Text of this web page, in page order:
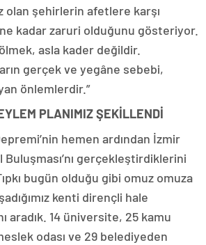
olan şehirlerin afetlere karşı
kadar zaruri olduğunu gösteriyor.
asla kader değildir.
gerçek ve yegâne sebebi,
önlemlerdir.”
PLANIMIZ ŞEKİLLENDİ
hemen ardından İzmir
Buluşması’nı gerçekleştirdiklerini
bugün olduğu gibi omuz omuza
kenti dirençli hale
aradık. 14 üniversite, 25 kamu
odası ve 29 belediyeden